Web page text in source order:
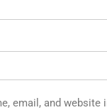
email, and website
राम की नगरी अयोध्या